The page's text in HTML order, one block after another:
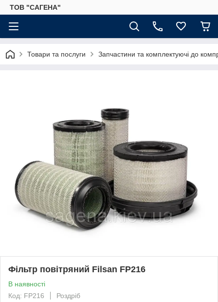
ТОВ "САГЕНА"
Товари та послуги Запчастини та комплектуючі до
Фільтр повітряний Filsan FP216
В наявності
Код: FP216
Роздріб